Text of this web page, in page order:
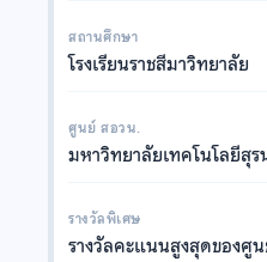
สถานศึกษา
โรงเรียนราชสีมาวิทยาลัย
ศูนย์ สอวน.
มหาวิทยาลัยเทคโนโลยีสุร
รางวัลพิเศษ
รางวัลคะแนนสูงสุดของศู